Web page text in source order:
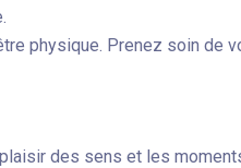
physique. Prenez soin
des sens et les